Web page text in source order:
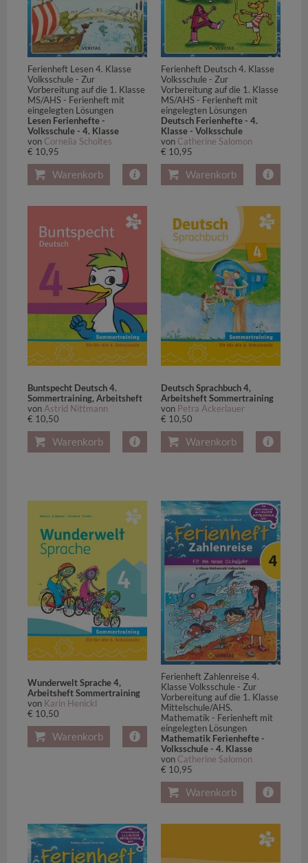
Ferienheft Lesen 4. Klasse
Volksschule - Zur
Vorbereitung auf die 1. Klasse
MS/AHS - Ferienheft mit
eingelegten Lösungen
Lesen Ferienhefte -
Volksschule - 4. Klasse
von Cornelia Scholtes
€ 10,95
Warenkorb
Ferienheft Deutsch 4. Klasse
Volksschule - Zur
Vorbereitung auf die 1. Klasse
MS/AHS - Ferienheft mit
eingelegten Lösungen
Deutsch Ferienhefte - 4.
Klasse - Volksschule
von Catherine Salomon
€ 10,95
Warenkorb
Buntspecht Deutsch 4.
Sommertraining, Arbeitsheft
von Astrid Nittmann
€ 10,50
Warenkorb
Deutsch Sprachbuch 4,
Arbeitsheft Sommertraining
von Petra Ackerlauer
€ 10,50
Warenkorb
Wunderwelt Sprache 4,
Arbeitsheft Sommertraining
von Karin Henickl
€ 10,50
Warenkorb
Ferienheft Zahlenreise 4.
Klasse Volksschule - Zur
Vorbereitung auf die 1. Klasse
Mittelschule/AHS.
Mathematik - Ferienheft mit
eingelegten Lösungen
Mathematik Ferienhefte -
Volksschule - 4. Klasse
von Catherine Salomon
€ 10,95
Warenkorb